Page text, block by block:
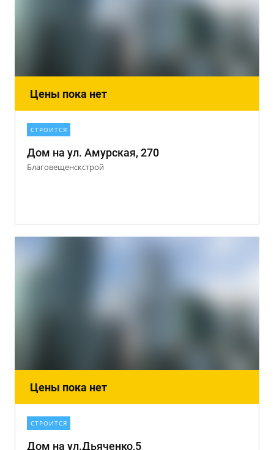
Цены пока нет
СТРОИТСЯ
Дом на ул. Амурская, 270
Благовещенскстрой
Цены пока нет
СТРОИТСЯ
Дом на ул.Дьяченко,5